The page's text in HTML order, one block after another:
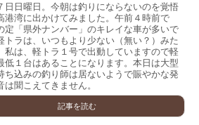
日日曜日。今朝は釣りにならないのを覚悟
港湾に出かけてみました。午前４時前で
定「県外ナンバー」のキレイな車が多いで
トラは、いつもより少ない（無い？）みた
私は、軽トラ１号で出動していますので軽
低１台はあることになります。本日は大型
ち込みの釣り師は居ないようで賑やかな発
は聞こえてきません。
記事を読む